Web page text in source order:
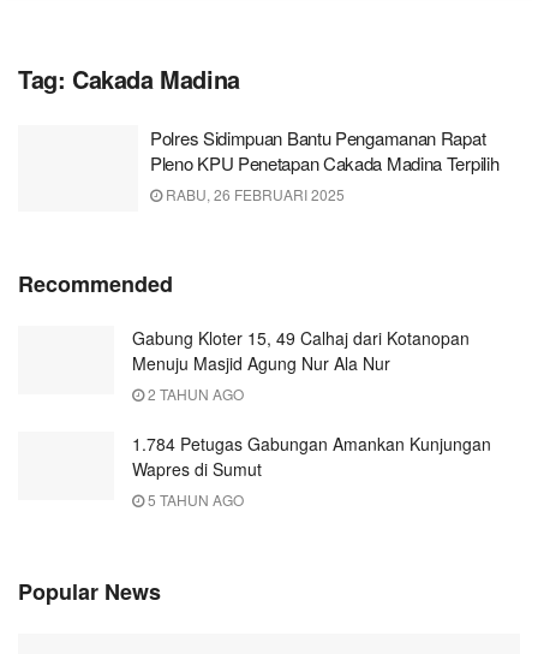
Tag: Cakada Madina
Polres Sidimpuan Bantu Pengamanan Rapat
Pleno KPU Penetapan Cakada Madina Terpilih
RABU, 26 FEBRUARI 2025
Recommended
Gabung Kloter 15, 49 Calhaj dari Kotanopan
Menuju Masjid Agung Nur Ala Nur
2 TAHUN AGO
1.784 Petugas Gabungan Amankan Kunjungan
Wapres di Sumut
5 TAHUN AGO
Popular News